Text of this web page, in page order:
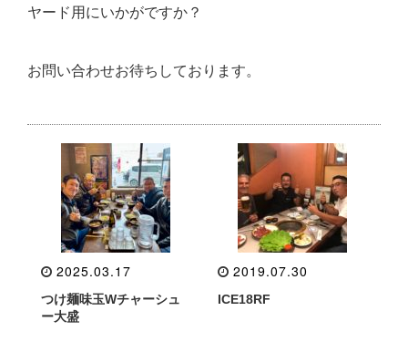
ヤード用にいかがですか？
お問い合わせお待ちしております。
2025.03.17
つけ麺味玉Wチャーシュ
ー大盛
2019.07.30
ICE18RF